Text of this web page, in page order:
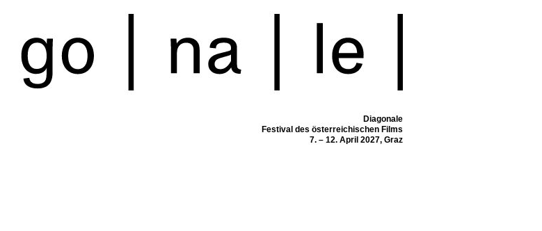
Diagonale
Festival des österreichischen Films
7. – 12. April 2027, Graz